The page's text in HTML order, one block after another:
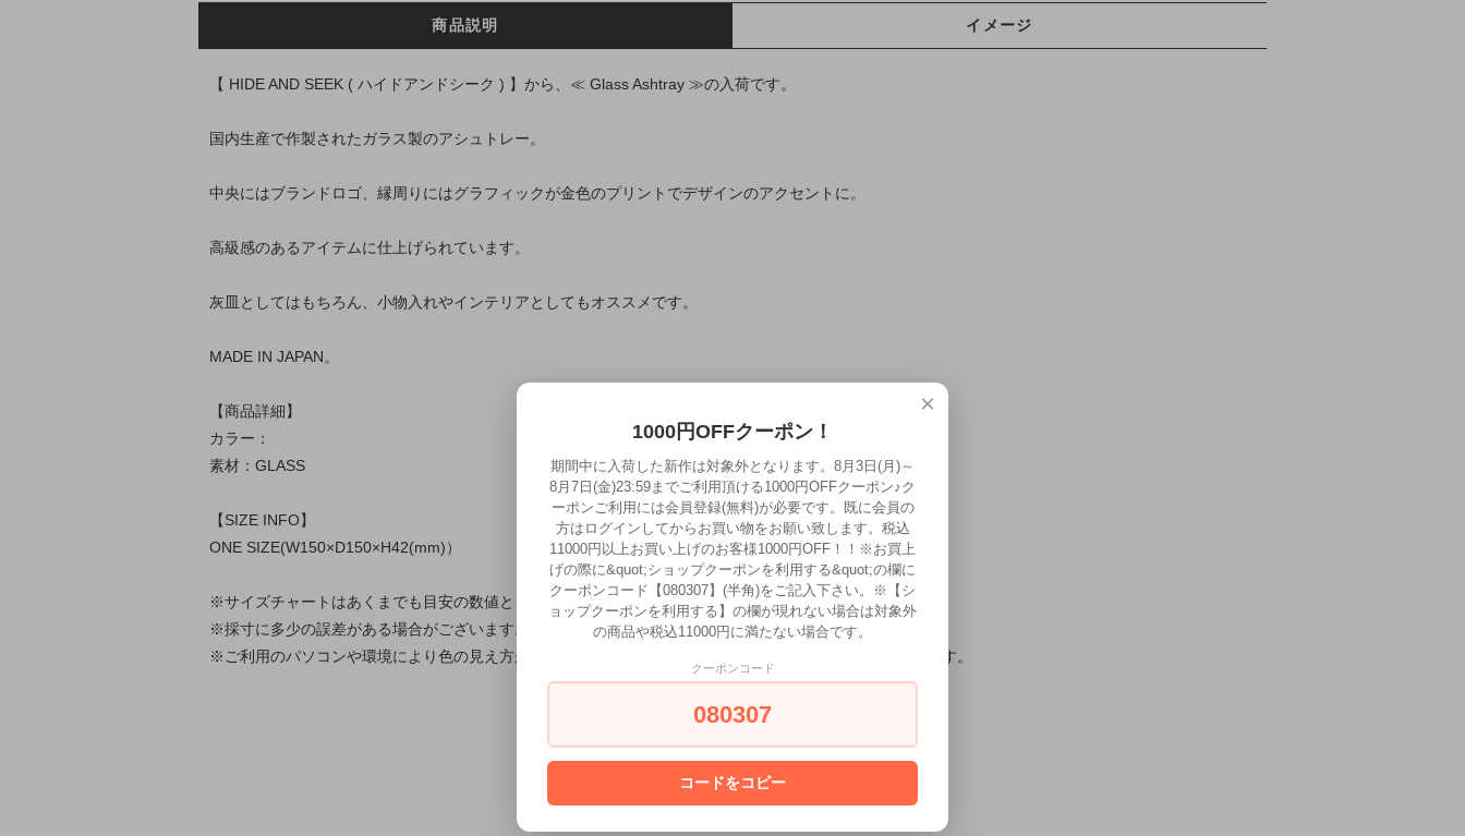
商品説明 イメージ
【 HIDE AND SEEK ( ハイドアンドシーク ) 】から、≪ Glass Ashtray ≫の入荷です。
国内生産で作製されたガラス製のアシュトレー。
中央にはブランドロゴ、縁周りにはグラフィックが金色のプリントでデザインのアクセントに。
高級感のあるアイテムに仕上げられています。
灰皿としてはもちろん、小物入れやインテリアとしてもオススメです。
MADE IN JAPAN。
【商品詳細】
カラー：
素材：GLASS
【SIZE INFO】
ONE SIZE(W150×D150×H42(mm)）
※サイズチャートはあくまでも目安の数値としてご確認ください。
※採寸に多少の誤差がある場合がございます。御了承ください。
※ご利用のパソコンや環境により色の見え方が違ったり、実際の色味が多少異なって見える場合がございます。
この商品を購入する
×
1000円OFFクーポン！
期間中に入荷した新作は対象外となります。8月3日(月)～
8月7日(金)23:59までご利用頂ける1000円OFFクーポン♪ク
ーポンご利用には会員登録(無料)が必要です。既に会員の
方はログインしてからお買い物をお願い致します。税込
11000円以上お買い上げのお客様1000円OFF！！※お買上
げの際に&quot;ショップクーポンを利用する&quot;の欄に
クーポンコード【080307】(半角)をご記入下さい。※【シ
ョップクーポンを利用する】の欄が現れない場合は対象外
の商品や税込11000円に満たない場合です。
クーポンコード
080307
コードをコピー